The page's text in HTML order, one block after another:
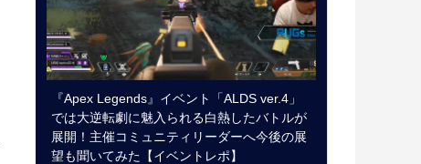
『Apex Legends』イベント「ALDS ver.4」
では大逆転劇に魅入られる白熱したバトルが
展開！主催コミュニティリーダーへ今後の展
望も聞いてみた【イベントレポ】